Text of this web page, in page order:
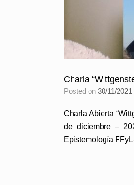
Charla
Posted on 30/11/2021
Charla Abierta
de diciembre –
Epistemología